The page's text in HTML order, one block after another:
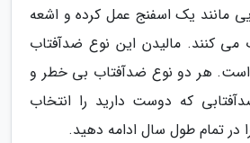
مانند یک اسفنج عمل کرده و اشعه
کنند. مالیدن این نوع ضدآفتاب
هر دو نوع ضدآفتاب بی خطر و
که دوست دارید را انتخاب
در تمام طول سال ادامه دهید.